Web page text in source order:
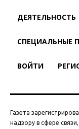
ДЕЯТЕЛЬНОСТЬ
СПЕЦИАЛЬНЫЕ
ВОЙТИ
Газета
надзору в сфере